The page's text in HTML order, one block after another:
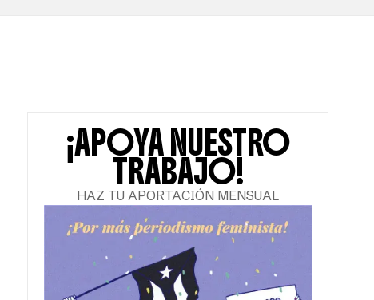
¡APOYA NUESTRO
TRABAJO!
HAZ TU APORTACIÓN MENSUAL